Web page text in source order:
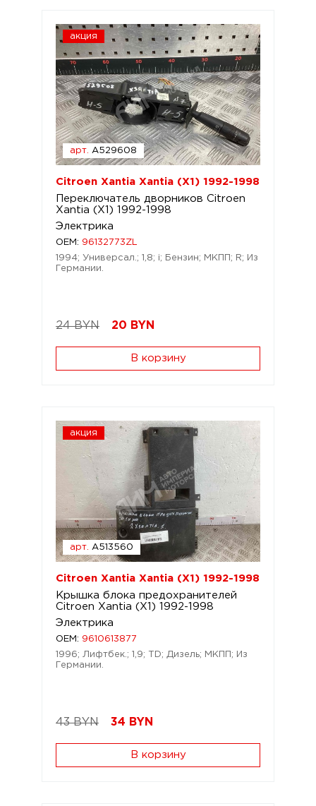
акция
арт. A529608
Citroen Xantia Xantia (X1) 1992-1998
Переключатель дворников Citroen
Xantia (X1) 1992-1998
Электрика
OEM: 96132773ZL
1994; Универсал.; 1,8; i; Бензин; МКПП; R; Из
Германии.
24 BYN 20 BYN
В корзину
акция
арт. A513560
Citroen Xantia Xantia (X1) 1992-1998
Крышка блока предохранителей
Citroen Xantia (X1) 1992-1998
Электрика
OEM: 9610613877
1996; Лифтбек.; 1,9; TD; Дизель; МКПП; Из
Германии.
43 BYN 34 BYN
В корзину